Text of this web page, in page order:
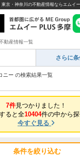
京・神奈川の不動産情報ならエムイ
動産情報一覧
さらに
ニー の検索結果一覧
7件見つかりました！
ると全10404件の中から探
今すぐ見る
条件を絞り込む